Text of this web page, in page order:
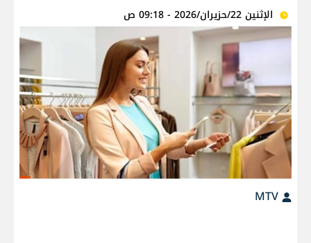
الإثنين 22/حزيران/2026 - 09:18 ص